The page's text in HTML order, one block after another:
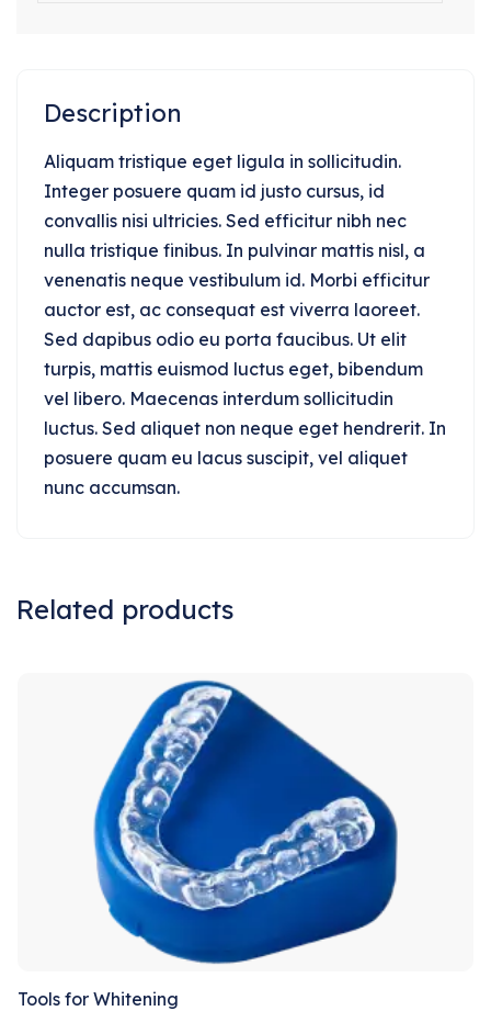
Description
Aliquam tristique eget ligula in sollicitudin.
Integer posuere quam id justo cursus, id
convallis nisi ultricies. Sed efficitur nibh nec
nulla tristique finibus. In pulvinar mattis nisl, a
venenatis neque vestibulum id. Morbi efficitur
auctor est, ac consequat est viverra laoreet.
Sed dapibus odio eu porta faucibus. Ut elit
turpis, mattis euismod luctus eget, bibendum
vel libero. Maecenas interdum sollicitudin
luctus. Sed aliquet non neque eget hendrerit. In
posuere quam eu lacus suscipit, vel aliquet
nunc accumsan.
Related products
Tools for Whitening